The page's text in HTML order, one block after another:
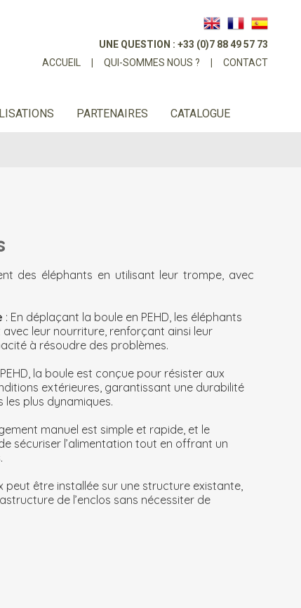
UNE QUESTION : +33 (0)7 88 49 57 73
ACCUEIL
QUI-SOMMES NOUS ? CONTACT
PARTENAIRES CATALOGUE
des éléphants en utilisant leur trompe, avec
: En déplaçant la boule en PEHD, les éléphants
leur nourriture, renforçant ainsi leur
à résoudre des problèmes.
la boule est conçue pour résister aux
extérieures, garantissant une durabilité
plus dynamiques.
manuel est simple et rapide, et le
sécuriser l’alimentation tout en offrant un
peut être installée sur une structure existante,
de l’enclos sans nécessiter de